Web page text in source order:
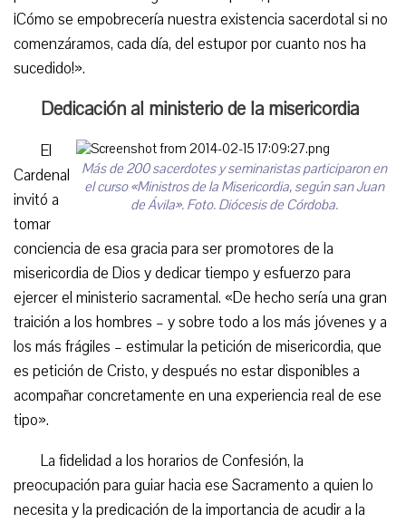
¡Cómo se empobrecería nuestra existencia sacerdotal si no
comenzáramos, cada día, del estupor por cuanto nos ha
sucedido!».
Dedicación al ministerio de la misericordia
Más de 200 sacerdotes y seminaristas participaron en
el curso «Ministros de la Misericordia, según san Juan
de Ávila». Foto. Diócesis de Córdoba.
El
Cardenal
invitó a
tomar
conciencia de esa gracia para ser promotores de la
misericordia de Dios y dedicar tiempo y esfuerzo para
ejercer el ministerio sacramental. «De hecho sería una gran
traición a los hombres – y sobre todo a los más jóvenes y a
los más frágiles – estimular la petición de misericordia, que
es petición de Cristo, y después no estar disponibles a
acompañar concretamente en una experiencia real de ese
tipo».
La fidelidad a los horarios de Confesión, la
preocupación para guiar hacia ese Sacramento a quien lo
necesita y la predicación de la importancia de acudir a la